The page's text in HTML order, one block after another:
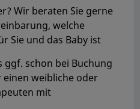
Wir beraten Sie gerne
welche
Sie und das Baby ist
ggf. schon bei Buchung
weibliche oder
mit